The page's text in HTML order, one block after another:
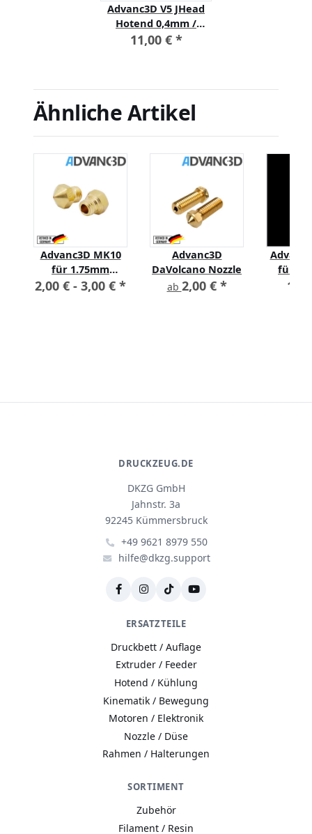
Advanc3D V5 JHead
Hotend 0,4mm /
1,75mm für 3D
11,00 € *
Ähnliche Artikel
Advanc3D MK10
für 1.75mm
Filament M7
2,00 € - 3,00 € *
Advanc3D
DaVolcano Nozzle
ab 2,00 € *
für
Nickel
DRUCKZEUG.DE
DKZG GmbH
Jahnstr. 3a
92245 Kümmersbruck
+49 9621 8979 550
hilfe@dkzg.support
ERSATZTEILE
Druckbett / Auflage
Extruder / Feeder
Hotend / Kühlung
Kinematik / Bewegung
Motoren / Elektronik
Nozzle / Düse
Rahmen / Halterungen
SORTIMENT
Zubehör
Filament / Resin